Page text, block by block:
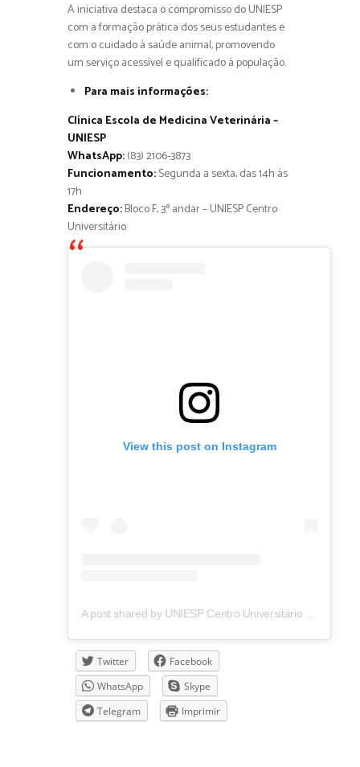
A iniciativa destaca o compromisso do UNIESP
com a formação prática dos seus estudantes e
com o cuidado à saúde animal, promovendo
um serviço acessível e qualificado à população.
Para mais informações:
Clínica Escola de Medicina Veterinária –
UNIESP
WhatsApp:(83) 2106-3873
Funcionamento:Segunda a sexta, das 14h às
17h
Endereço:Bloco F, 3º andar – UNIESP Centro
Universitário
View this post on Instagram
Twitter
Facebook
WhatsApp
Skype
Telegram
Imprimir